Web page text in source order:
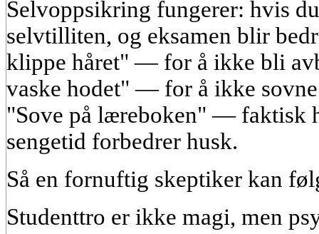
Selvoppsikring fungerer: hvis
selvtilliten, og eksamen blir
klippe håret" — for å ikke bli
vaske hodet" — for å ikke
"Sove på læreboken" — faktisk
sengetid forbedrer husk.
Så en fornuftig skeptiker kan
Studenttro er ikke magi, men